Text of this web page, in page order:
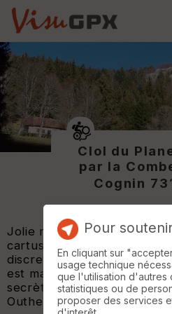
Clol du
par la
Cognin
Jolie rando au plus
cartusienne de la Gorgeat,
discrete et abondante.
est magique! Un havre de
secrète au pied des
Outheran.
Pour
En cliquant sur
usage technique
que l'utilisation d'autres
statistiques ou de
proposer des services